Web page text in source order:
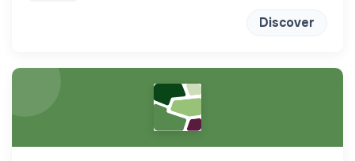
Discover